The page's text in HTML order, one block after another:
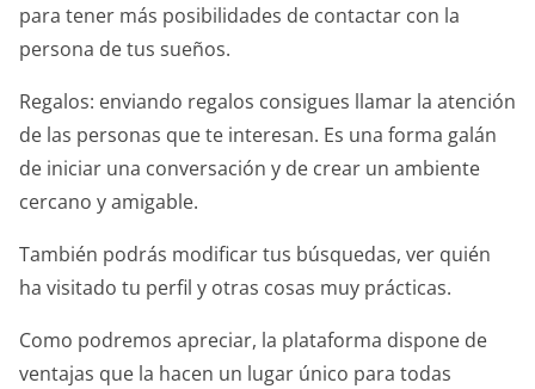
para tener más posibilidades de contactar con la
persona de tus sueños.
Regalos: enviando regalos consigues llamar la atención
de las personas que te interesan. Es una forma galán
de iniciar una conversación y de crear un ambiente
cercano y amigable.
También podrás modificar tus búsquedas, ver quién
ha visitado tu perfil y otras cosas muy prácticas.
Como podremos apreciar, la plataforma dispone de
ventajas que la hacen un lugar único para todas